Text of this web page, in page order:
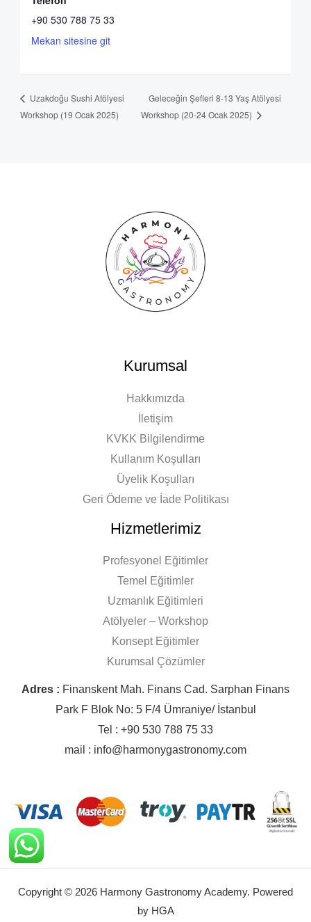
+90 530 788 75 33
Mekan sitesine git
Uzakdoğu Sushi Atölyesi
Workshop (19 Ocak 2025)
Geleceğin Şefleri 8-13 Yaş Atölyesi
Workshop (20-24 Ocak 2025)
Kurumsal
Hakkımızda
İletişim
KVKK Bilgilendirme
Kullanım Koşulları
Üyelik Koşulları
Geri Ödeme ve İade Politikası
Hizmetlerimiz
Profesyonel Eğitimler
Temel Eğitimler
Uzmanlık Eğitimleri
Atölyeler – Workshop
Konsept Eğitimler
Kurumsal Çözümler
Adres : Finanskent Mah. Finans Cad. Sarphan Finans
Park F Blok No: 5 F/4 Ümraniye/ İstanbul
Tel : +90 530 788 75 33
mail : info@harmonygastronomy.com
Copyright © 2026 Harmony Gastronomy Academy. Powered
by HGA